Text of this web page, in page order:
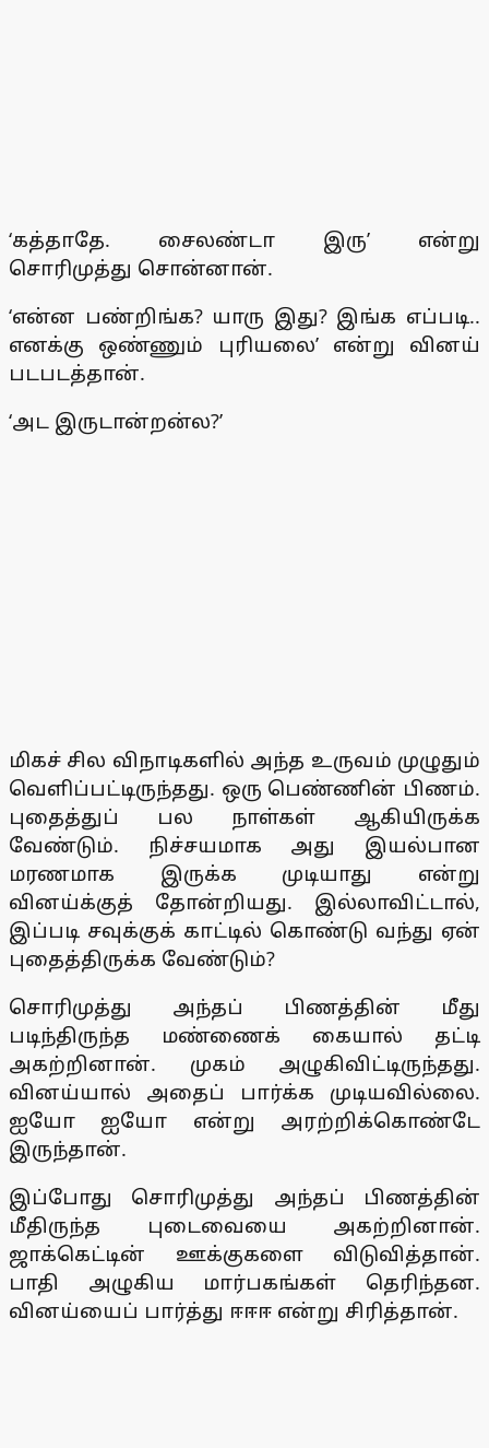
‘கத்தாதே. சைலண்டா இரு’ என்று
சொரிமுத்து சொன்னான்.
‘என்ன பண்றிங்க? யாரு இது? இங்க எப்படி..
எனக்கு ஒண்ணும் புரியலை’ என்று வினய்
படபடத்தான்.
‘அட இருடான்றன்ல?’
மிகச் சில விநாடிகளில் அந்த உருவம் முழுதும்
வெளிப்பட்டிருந்தது. ஒரு பெண்ணின் பிணம்.
புதைத்துப் பல நாள்கள் ஆகியிருக்க
வேண்டும். நிச்சயமாக அது இயல்பான
மரணமாக இருக்க முடியாது என்று
வினய்க்குத் தோன்றியது. இல்லாவிட்டால்,
இப்படி சவுக்குக் காட்டில் கொண்டு வந்து ஏன்
புதைத்திருக்க வேண்டும்?
சொரிமுத்து அந்தப் பிணத்தின் மீது
படிந்திருந்த மண்ணைக் கையால் தட்டி
அகற்றினான். முகம் அழுகிவிட்டிருந்தது.
வினய்யால் அதைப் பார்க்க முடியவில்லை.
ஐயோ ஐயோ என்று அரற்றிக்கொண்டே
இருந்தான்.
இப்போது சொரிமுத்து அந்தப் பிணத்தின்
மீதிருந்த புடைவையை அகற்றினான்.
ஜாக்கெட்டின் ஊக்குகளை விடுவித்தான்.
பாதி அழுகிய மார்பகங்கள் தெரிந்தன.
வினய்யைப் பார்த்து ஈஈஈ என்று சிரித்தான்.